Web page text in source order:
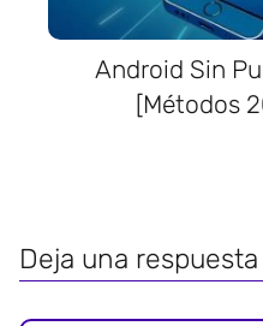
Android Sin
[Métodos
Deja una respuesta